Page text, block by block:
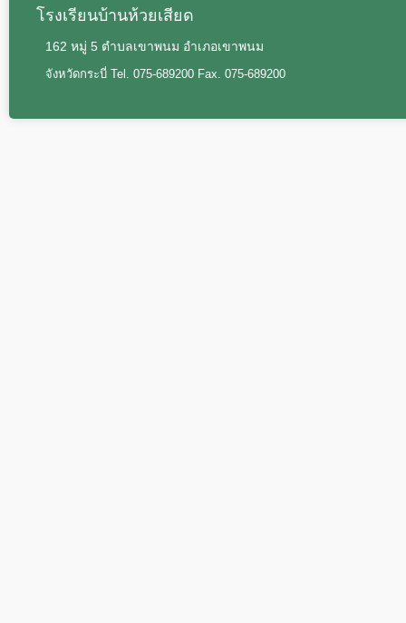
โรงเรียนบ้านห้วยเสียด
162 หมู่ 5 ตำบลเขาพนม อำเภอเขาพนม
จังหวัดกระบี่ Tel. 075-689200 Fax. 075-689200